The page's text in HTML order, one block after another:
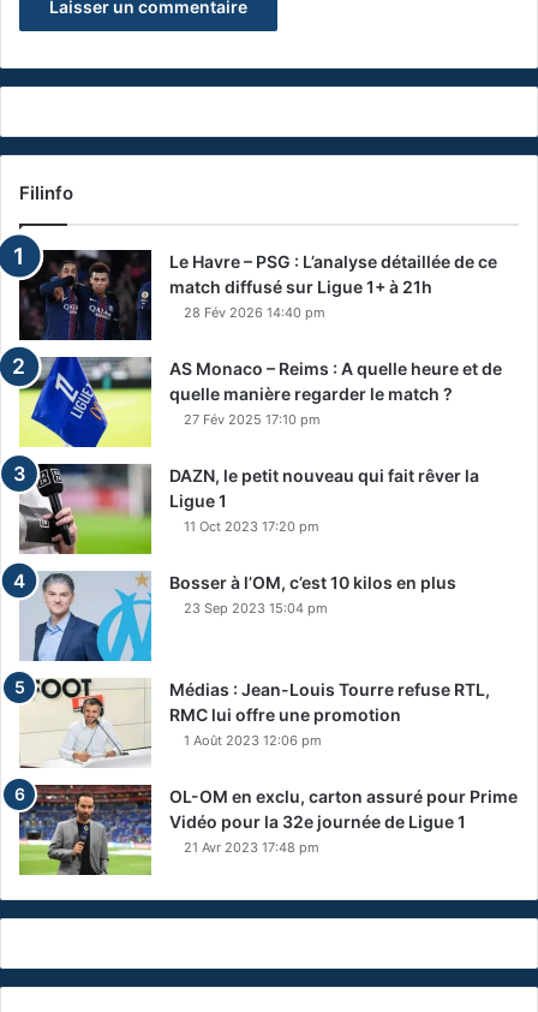
Filinfo
Le Havre – PSG : L’analyse détaillée de ce
match diffusé sur Ligue 1+ à 21h
28 Fév 2026 14:40 pm
AS Monaco – Reims : A quelle heure et de
quelle manière regarder le match ?
27 Fév 2025 17:10 pm
DAZN, le petit nouveau qui fait rêver la
Ligue 1
11 Oct 2023 17:20 pm
Bosser à l’OM, c’est 10 kilos en plus
23 Sep 2023 15:04 pm
Médias : Jean-Louis Tourre refuse RTL,
RMC lui offre une promotion
1 Août 2023 12:06 pm
OL-OM en exclu, carton assuré pour Prime
Vidéo pour la 32e journée de Ligue 1
21 Avr 2023 17:48 pm